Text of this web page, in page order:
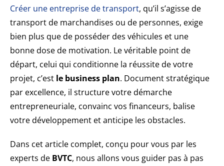
Créer une entreprise de transport, qu’il s’agisse de
transport de marchandises ou de personnes, exige
bien plus que de posséder des véhicules et une
bonne dose de motivation. Le véritable point de
départ, celui qui conditionne la réussite de votre
projet, c’est le business plan. Document stratégique
par excellence, il structure votre démarche
entrepreneuriale, convainc vos financeurs, balise
votre développement et anticipe les obstacles.
Dans cet article complet, conçu pour vous par les
experts de BVTC, nous allons vous guider pas à pas